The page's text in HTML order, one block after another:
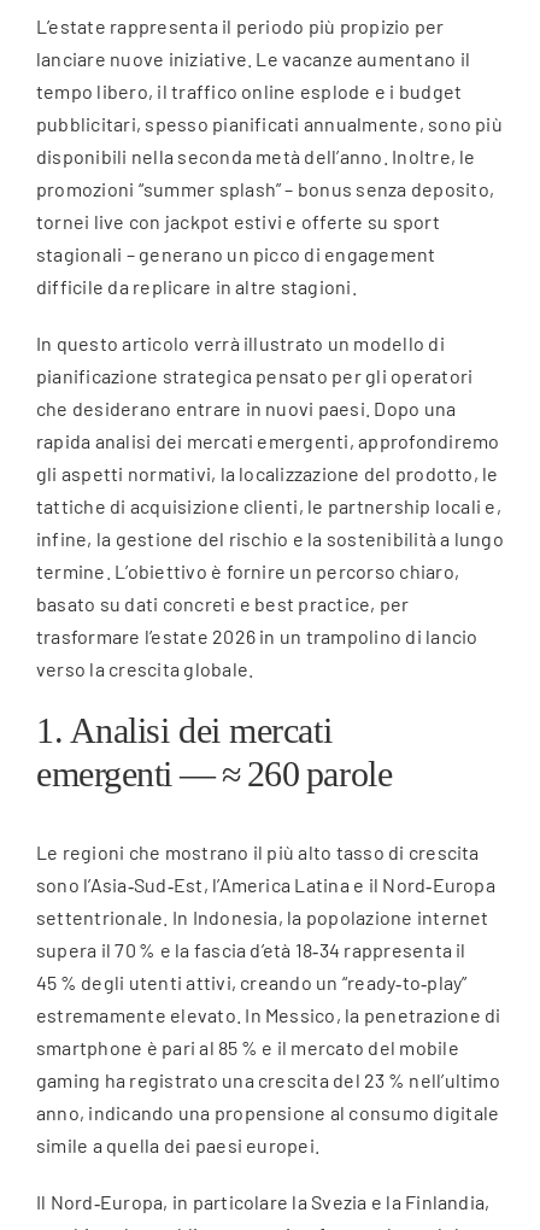
L’estate rappresenta il periodo più propizio per
lanciare nuove iniziative. Le vacanze aumentano il
tempo libero, il traffico online esplode e i budget
pubblicitari, spesso pianificati annualmente, sono più
disponibili nella seconda metà dell’anno. Inoltre, le
promozioni “summer splash” – bonus senza deposito,
tornei live con jackpot estivi e offerte su sport
stagionali – generano un picco di engagement
difficile da replicare in altre stagioni.
In questo articolo verrà illustrato un modello di
pianificazione strategica pensato per gli operatori
che desiderano entrare in nuovi paesi. Dopo una
rapida analisi dei mercati emergenti, approfondiremo
gli aspetti normativi, la localizzazione del prodotto, le
tattiche di acquisizione clienti, le partnership locali e,
infine, la gestione del rischio e la sostenibilità a lungo
termine. L’obiettivo è fornire un percorso chiaro,
basato su dati concreti e best practice, per
trasformare l’estate 2026 in un trampolino di lancio
verso la crescita globale.
1. Analisi dei mercati
emergenti — ≈ 260 parole
Le regioni che mostrano il più alto tasso di crescita
sono l’Asia‑Sud‑Est, l’America Latina e il Nord‑Europa
settentrionale. In Indonesia, la popolazione internet
supera il 70 % e la fascia d’età 18‑34 rappresenta il
45 % degli utenti attivi, creando un “ready‑to‑play”
estremamente elevato. In Messico, la penetrazione di
smartphone è pari al 85 % e il mercato del mobile
gaming ha registrato una crescita del 23 % nell’ultimo
anno, indicando una propensione al consumo digitale
simile a quella dei paesi europei.
Il Nord‑Europa, in particolare la Svezia e la Finlandia,